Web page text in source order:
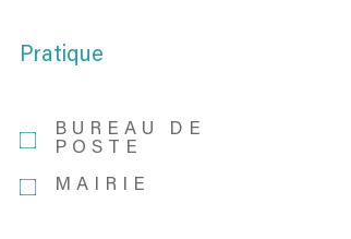
Pratique
BUREAU DE
POSTE
MAIRIE